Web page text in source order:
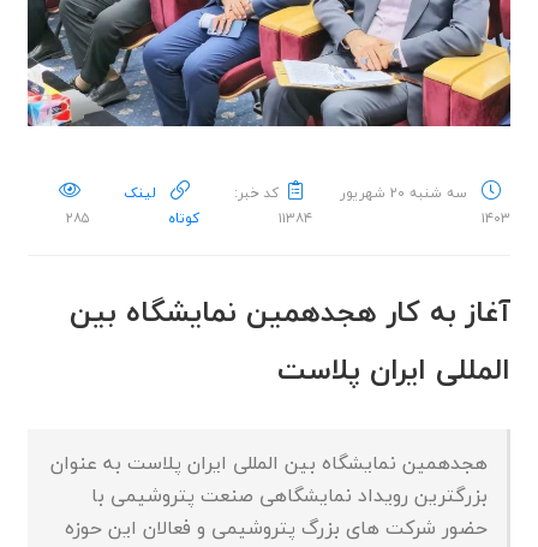
سه شنبه ۲۰ شهریور
۱۴۰۳
کد خبر:
۱۱۳۸۴
لینک
کوتاه
۲۸۵
آغاز به کار هجدهمین نمایشگاه بین
المللی ایران پلاست
هجدهمین نمایشگاه بین المللی ایران پلاست به عنوان
بزرگترین رویداد نمایشگاهی صنعت پتروشیمی با
حضور شرکت های بزرگ پتروشیمی و فعالان این حوزه